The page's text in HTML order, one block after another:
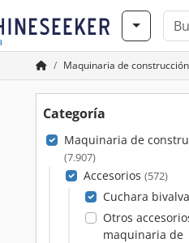
Maquinaria de construcción
Categoría
Maquinaria de
(7.907)
Accesorios (572)
Cuchara bivalva
Otros
maquinaria de